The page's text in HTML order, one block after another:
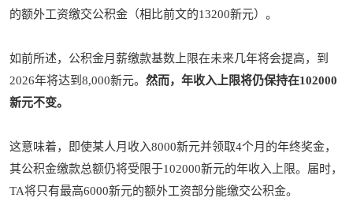
的额外工资缴交公积金（相比前文的13200新元）。
如前所述，公积金月薪缴款基数上限在未来几年将会提高，到
2026年将达到8,000新元。然而，年收入上限将仍保持在102000
新元不变。
这意味着，即使某人月收入8000新元并领取4个月的年终奖金，
其公积金缴款总额仍将受限于102000新元的年收入上限。届时，
TA将只有最高6000新元的额外工资部分能缴交公积金。